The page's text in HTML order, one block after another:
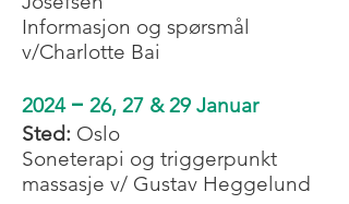
Informasjon og spørsmål
v/Charlotte Bai
2024 – 26, 27 & 29 Januar
Sted: Oslo
Soneterapi og triggerpunkt
massasje v/ Gustav Heggelund